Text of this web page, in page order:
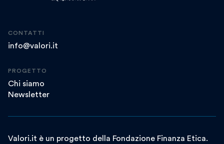
CONTATTI
info@valori.it
PROGETTO
Chi siamo
Newsletter
Valori.it è un progetto della Fondazione Finanza Etica.